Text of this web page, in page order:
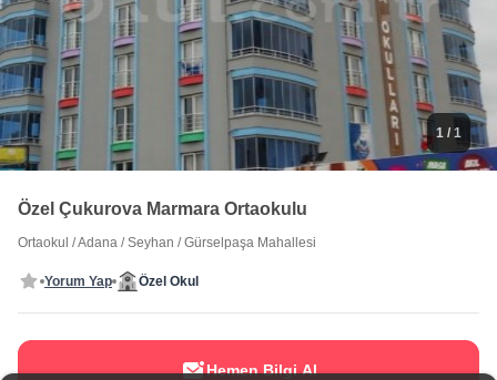
1 / 1
Özel Çukurova Marmara Ortaokulu
Ortaokul /Adana /Seyhan /Gürselpaşa Mahallesi
Yorum Yap Özel Okul
Hemen Bilgi Al